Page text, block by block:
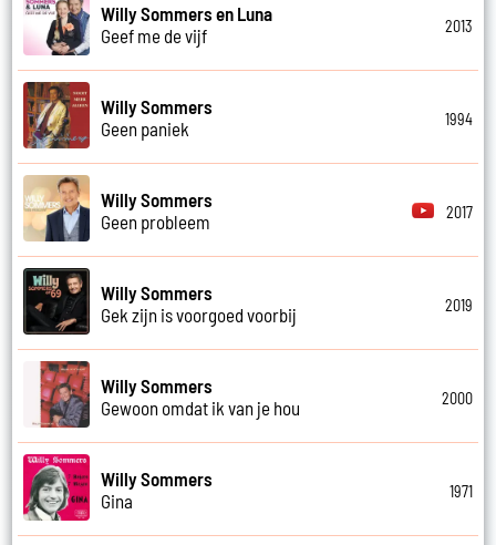
Willy Sommers en Luna
Geef me de vijf
2013
Willy Sommers
Geen paniek
1994
Willy Sommers
Geen probleem
2017
Willy Sommers
Gek zijn is voorgoed voorbij
2019
Willy Sommers
Gewoon omdat ik van je hou
2000
Willy Sommers
Gina
1971